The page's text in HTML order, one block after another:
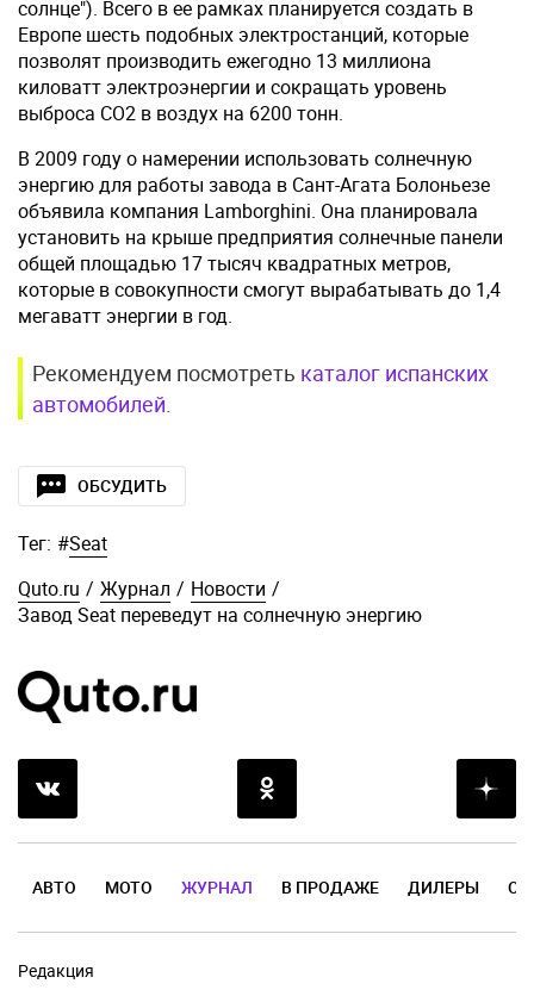
солнце"). Всего в ее рамках планируется создать в
Европе шесть подобных электростанций, которые
позволят производить ежегодно 13 миллиона
киловатт электроэнергии и сокращать уровень
выброса CO2 в воздух на 6200 тонн.
В 2009 году о намерении использовать солнечную
энергию для работы завода в Сант-Агата Болоньезе
объявила компания Lamborghini. Она планировала
установить на крыше предприятия солнечные панели
общей площадью 17 тысяч квадратных метров,
которые в совокупности смогут вырабатывать до 1,4
мегаватт энергии в год.
Рекомендуем посмотреть каталог испанских
автомобилей.
ОБСУДИТЬ
Тег: #Seat
Quto.ru / Журнал / Новости /
Завод Seat переведут на солнечную энергию
АВТО МОТО ЖУРНАЛ В ПРОДАЖЕ ДИЛЕРЫ
Редакция